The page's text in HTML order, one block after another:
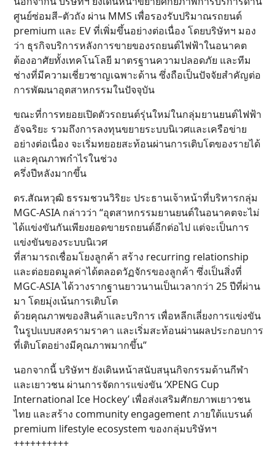
ศูนย์ซ่อมสี–ตัวถัง ผ่าน MMS เพื่อรองรับปริมาณรถยนต์
premium และ EV ที่เพิ่มขึ้นอย่างต่อเนื่อง โดยบริษัทฯ มอง
ว่า ธุรกิจบริการหลังการขายของรถยนต์ไฟฟ้าในอนาคต
ต้องอาศัยทั้งเทคโนโลยี มาตรฐานความปลอดภัย และทีม
ช่างที่มีความเชี่ยวชาญเฉพาะด้าน ซึ่งถือเป็นปัจจัยสำคัญต่อ
การพัฒนาอุตสาหกรรมในปัจจุบัน
ขณะที่การทยอยเปิดตัวรถยนต์รุ่นใหม่ในกลุ่มยานยนต์ไฟฟ้า
อัจฉริยะ รวมถึงการลงทุนขยายระบบนิเวศและเครือข่าย
อย่างต่อเนื่อง จะเริ่มทยอยสะท้อนผ่านการเติบโตของรายได้
และคุณภาพกำไรในช่วง
ครึ่งปีหลังมากขึ้น
ดร.สัณหวุฒิ ธรรมชวนวิริยะ ประธานเจ้าหน้าที่บริหารกลุ่ม
MGC-ASIA กล่าวว่า “อุตสาหกรรมยานยนต์ในอนาคตจะไม่
ได้แข่งขันกันเพียงยอดขายรถยนต์อีกต่อไป แต่จะเป็นการ
แข่งขันของระบบนิเวศ
ที่สามารถเชื่อมโยงลูกค้า สร้าง recurring relationship
และต่อยอดมูลค่าได้ตลอดวัฏจักรของลูกค้า ซึ่งเป็นสิ่งที่
MGC-ASIA ได้วางรากฐานยาวนานเป็นเวลากว่า 25 ปีที่ผ่าน
มา โดยมุ่งเน้นการเติบโต
ด้วยคุณภาพของสินค้าและบริการ เพื่อหลีกเลี่ยงการแข่งขัน
ในรูปแบบสงครามราคา และเริ่มสะท้อนผ่านผลประกอบการ
ที่เติบโตอย่างมีคุณภาพมากขึ้น”
นอกจากนี้ บริษัทฯ ยังเดินหน้าสนับสนุนกิจกรรมด้านกีฬา
และเยาวชน ผ่านการจัดการแข่งขัน ‘XPENG Cup
International Ice Hockey’ เพื่อส่งเสริมศักยภาพเยาวชน
ไทย และสร้าง community engagement ภายใต้แบรนด์
premium lifestyle ecosystem ของกลุ่มบริษัทฯ
++++++++++